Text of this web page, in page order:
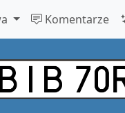
Komentarze